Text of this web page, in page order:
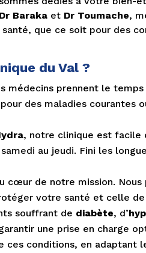
Dr Baraka et Dr Toumache,
que ce soit pour des
du Val ?
médecins prennent le
des maladies courantes
, notre clinique est facile
samedi au jeudi. Fini les
cœur de notre mission. Nous
votre santé et celle
souffrant de diabète, d’
une prise en charge
conditions, en adaptant